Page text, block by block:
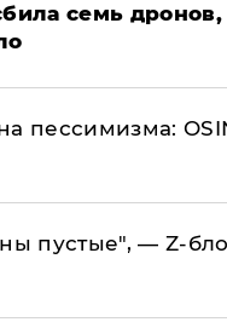
семь дронов,
пессимизма:
пустые", — Z-